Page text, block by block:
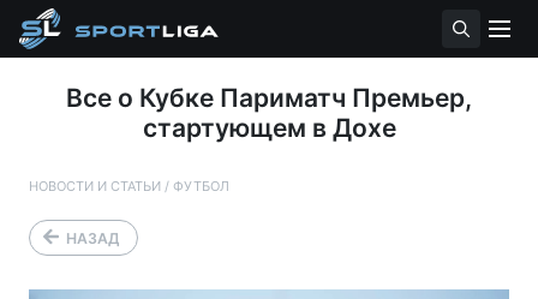
Все о Кубке Париматч Премьер,
стартующем в Дохе
НОВОСТИ И СТАТЬИ / ФУТБОЛ
НАЗАД